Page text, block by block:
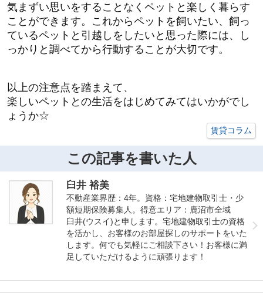
気まずい思いをすることなくペットと楽しく暮らす
ことができます。
これからペットを飼いたい、飼っ
ているペットと引越しをしたいと思った際には、し
っかりと調べてから行動することが大切です。
以上の注意点を踏まえて、
楽しいペットとの生活をはじめてみてはいかがでし
ょうか☆
賃貸コラム
この記事を書いた人
臼井 裕美
不動産業界歴：4年。資格：宅地建物取引士・少
額短期保険募集人。得意エリア：鹿沼市全域
臼井(ウスイ)と申します。宅地建物取引士の資格
を活かし、お客様のお部屋探しのサポートをいた
します。何でも気軽にご相談下さい！お客様に満
足していただけるように頑張ります！